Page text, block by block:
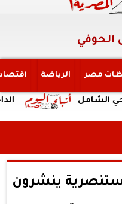
الحوفي
مصر الرياضة
الداخلية:
ينشرون